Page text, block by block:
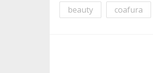
beauty coafura